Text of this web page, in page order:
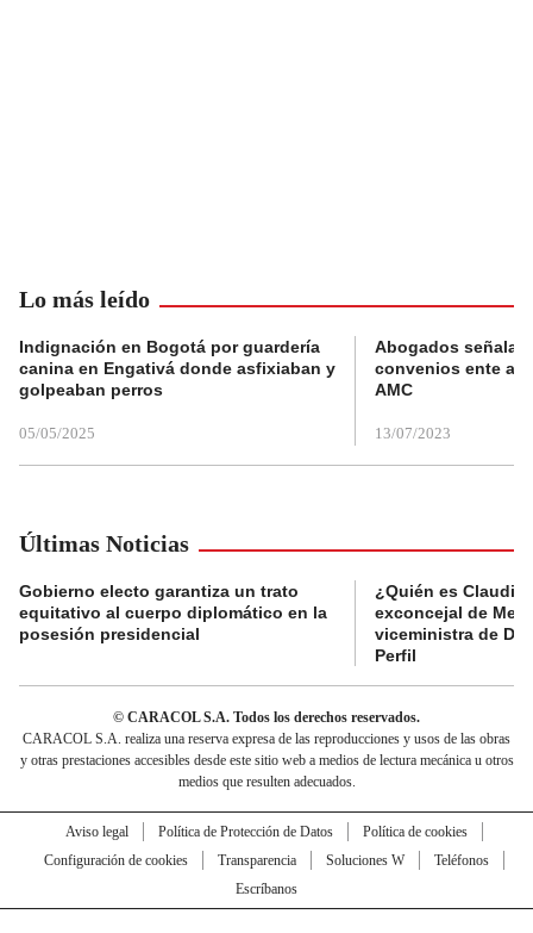
Lo más leído
Indignación en Bogotá por guardería
canina en Engativá donde asfixiaban y
golpeaban perros
05/05/2025
Abogados
convenios ente
AMC
13/07/2023
Últimas Noticias
Gobierno electo garantiza un trato
equitativo al cuerpo diplomático en la
posesión presidencial
¿Quién es Claudia
exconcejal de
viceministra de
Perfil
© CARACOL S.A. Todos los derechos reservados.
CARACOL S.A. realiza una reserva expresa de las reproducciones y usos de las obras
y otras prestaciones accesibles desde este sitio web a medios de lectura mecánica u otros
medios que resulten adecuados.
Aviso legal Política de Protección de Datos
Política de cookies
Configuración de cookies
Transparencia Soluciones W
Teléfonos
Escríbanos